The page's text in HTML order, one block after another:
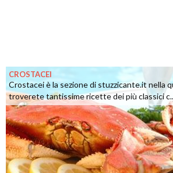
CROSTACEI
Crostacei è la sezione di stuzzicante.it nella
troverete tantissime ricette dei più classici